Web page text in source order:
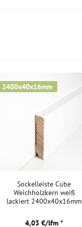
2400x40x16mm
Sockelleiste Cube
Weichholzkern weiß
lackiert 2400x40x16mm
4,03 €/lfm *